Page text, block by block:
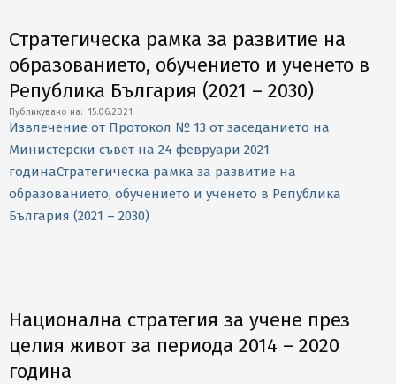
Стратегическа рамка за развитие на
образованието, обучението и ученето в
Република България (2021 – 2030)
2021-
06-
15
Публикувано на: 15.06.2021
Извлечение от Протокол № 13 от заседанието на
Министерски съвет на 24 февруари 2021
годинаСтратегическа рамка за развитие на
образованието, обучението и ученето в Република
България (2021 – 2030)
Национална стратегия за учене през
целия живот за периода 2014 – 2020
година